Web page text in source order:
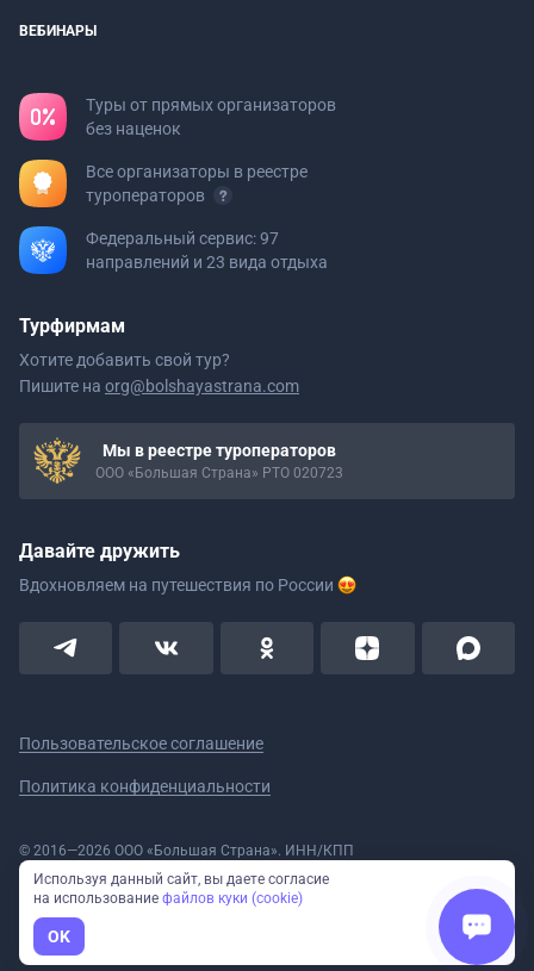
ВЕБИНАРЫ
Туры от прямых организаторов
без наценок
Все организаторы в реестре
туроператоров
Федеральный сервис: 97
направлений и 23 вида отдыха
Турфирмам
Хотите добавить свой тур?
Пишите на org@bolshayastrana.com
Мы в реестре туроператоров
ООО «Большая Страна» РТО 020723
Давайте дружить
Вдохновляем на путешествия по России
Пользовательское соглашение
Политика конфиденциальности
© 2016—2026 ООО «Большая Страна». ИНН/КПП
5908078160/590801001 ОГРН 1185958020533
Номер в реестре Роскомнадзора № 59-18-006319 (Приказ № 321 от
11.10.2018)
Полное или частичное копирование изображений и текстов возможно
только с указанием активной ссылки на сайт Большая Страна.
Используя данный сайт, вы даете согласие
на использование файлов куки (cookie)
OK